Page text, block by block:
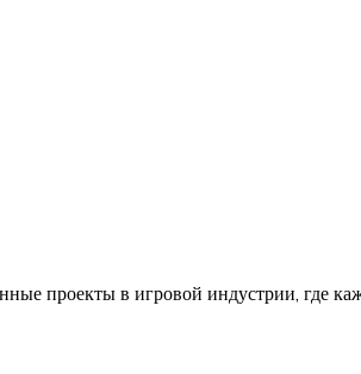
проекты в игровой индустрии, где